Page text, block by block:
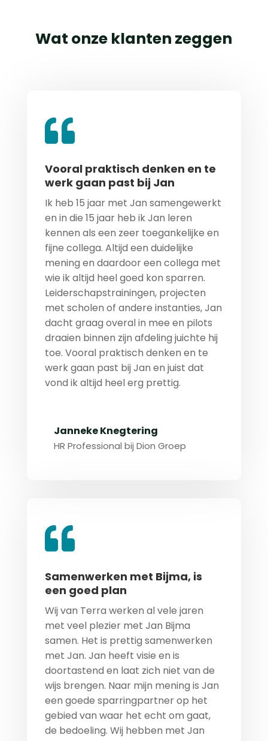
Wat onze klanten zeggen
Vooral praktisch denken en te
werk gaan past bij Jan
Ik heb 15 jaar met Jan samengewerkt
en in die 15 jaar heb ik Jan leren
kennen als een zeer toegankelijke en
fijne collega. Altijd een duidelijke
mening en daardoor een collega met
wie ik altijd heel goed kon sparren.
Leiderschapstrainingen, projecten
met scholen of andere instanties, Jan
dacht graag overal in mee en pilots
draaien binnen zijn afdeling juichte hij
toe. Vooral praktisch denken en te
werk gaan past bij Jan en juist dat
vond ik altijd heel erg prettig.
Janneke Knegtering
HR Professional bij Dion Groep
Samenwerken met Bijma, is
een goed plan
Wij van Terra werken al vele jaren
met veel plezier met Jan Bijma
samen. Het is prettig samenwerken
met Jan. Jan heeft visie en is
doortastend en laat zich niet van de
wijs brengen. Naar mijn mening is Jan
een goede sparringpartner op het
gebied van waar het echt om gaat,
de bedoeling. Wij hebben met Jan